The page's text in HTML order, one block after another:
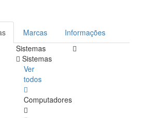
Marcas
Informações
Sistemas
Sistemas
Ver
todos
Computadores